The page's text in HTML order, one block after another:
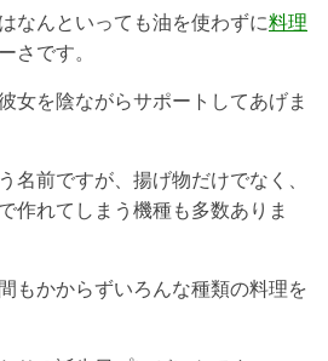
なんといっても油を使わずに料理
さです。
女を陰ながらサポートしてあげま
名前ですが、揚げ物だけでなく、
作れてしまう機種も多数ありま
もかからずいろんな種類の料理を